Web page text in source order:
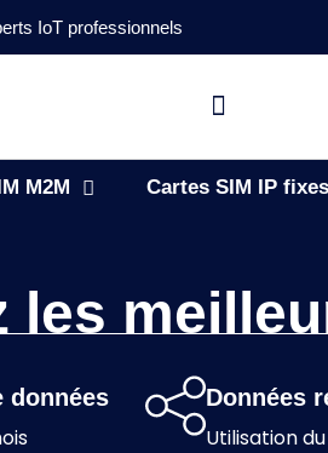
IoT professionnels
M2M Cartes SIM IP fixes
les
données Données
Utilisation